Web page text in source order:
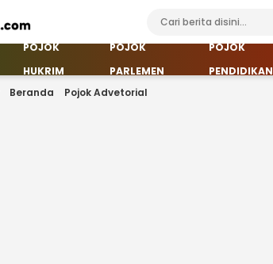
POJOK
HUKRIM
POJOK
PARLEMEN
POJOK
PENDIDIKAN
Beranda Pojok Advetorial